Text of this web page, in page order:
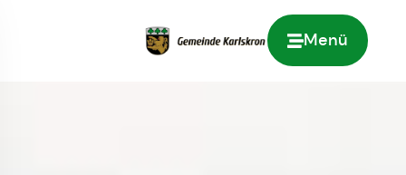
Menü